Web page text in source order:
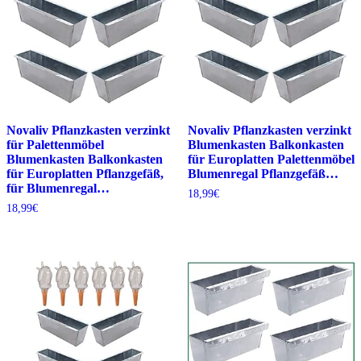
Novaliv Pflanzkasten verzinkt
für Palettenmöbel
Blumenkasten Balkonkasten
für Europlatten Pflanzgefäß,
für Blumenregal…
18,99€
Novaliv Pflanzkasten verzinkt
Blumenkasten Balkonkasten
für Europlatten Palettenmöbel
Blumenregal Pflanzgefäß…
18,99€